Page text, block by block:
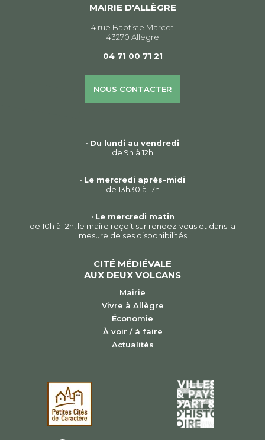
MAIRIE D'ALLÈGRE
4 rue Baptiste Marcet
43270 Allègre
04 71 00 71 21
NOUS CONTACTER
• Du lundi au vendredi
de 9h à 12h
• Le mercredi après-midi
de 13h30 à 17h
• Le mercredi matin
de 10h à 12h, le maire reçoit sur rendez-vous et dans la
mesure de ses disponibilités
CITÉ MÉDIÉVALE
AUX DEUX VOLCANS
Mairie
Vivre à Allègre
Économie
À voir / à faire
Actualités